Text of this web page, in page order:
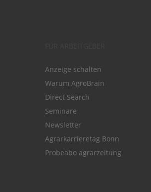
Anzeige schalten
Warum AgroBrain
Direct Search
Seminare
Newsletter
Agrarkarrieretag Bonn
Probeabo agrarzeitung